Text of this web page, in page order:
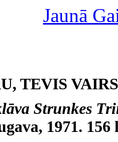
Jaunā
TEVIS
Strunkes
1971. 156